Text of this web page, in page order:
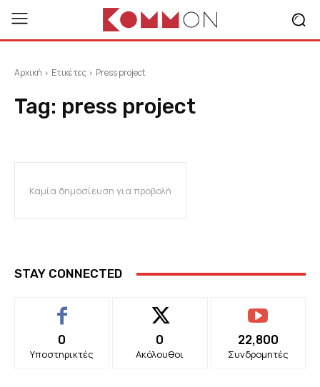
Αρχική Ετικέτες Press project
Tag: press project
Καμία δημοσίευση για προβολή
STAY CONNECTED
0
Υποστηρικτές
0
Ακόλουθοι
22,800
Συνδρομητές